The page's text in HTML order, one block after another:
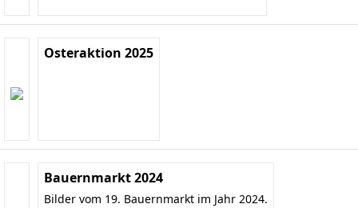
Osteraktion 2025
Bauernmarkt 2024
Bilder vom 19. Bauernmarkt im Jahr 2024.